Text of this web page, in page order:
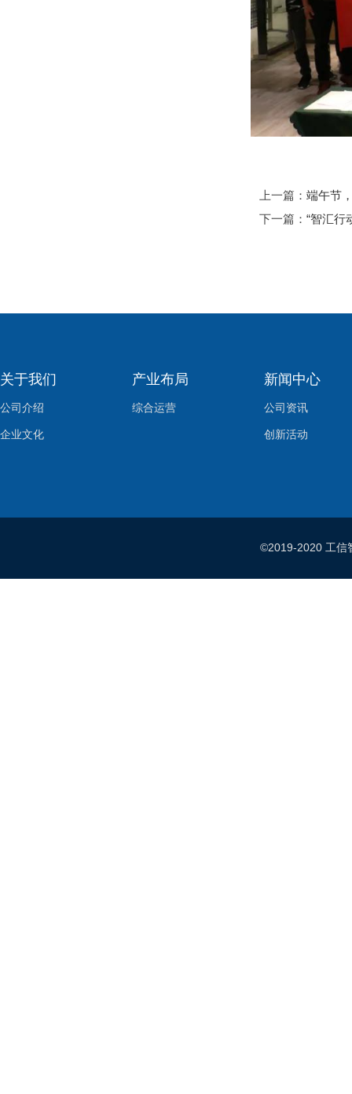
上一篇： 端午节
下一篇： “智汇行
关于我们
公司介绍
企业文化
产业布局
综合运营
新闻中心
公司资讯
创新活动
©2019-2020 工信